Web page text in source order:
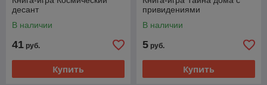
десант
В наличии
41 руб.
Купить
привидениями
В наличии
5 руб.
Купить